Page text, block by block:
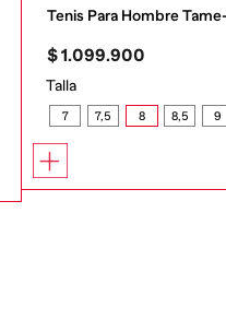
Tenis Para Hombre
$1.099.900
Talla
7 7,5 8 8,5 9